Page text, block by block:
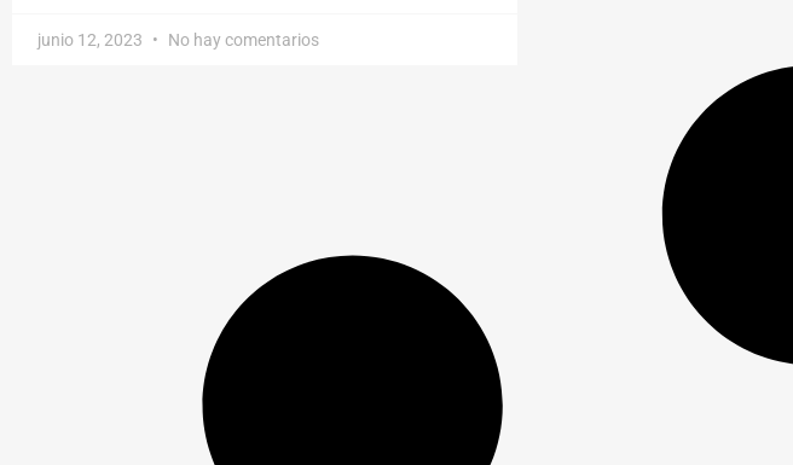
junio 12, 2023 No hay comentarios